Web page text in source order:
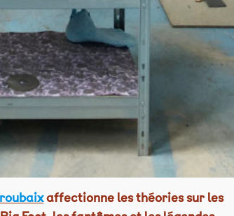
affectionne les théories sur les